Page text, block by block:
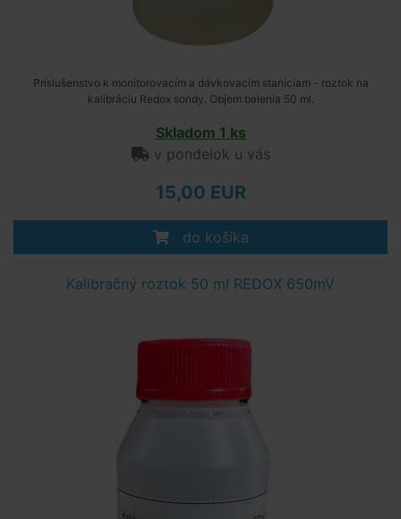
Príslušenstvo k monitorovacím a dávkovacím staniciam - roztok na
kalibráciu Redox sondy. Objem balenia 50 ml.
Skladom 1 ks
v pondelok u vás
15,00 EUR
do košíka
Kalibračný roztok 50 ml REDOX 650mV